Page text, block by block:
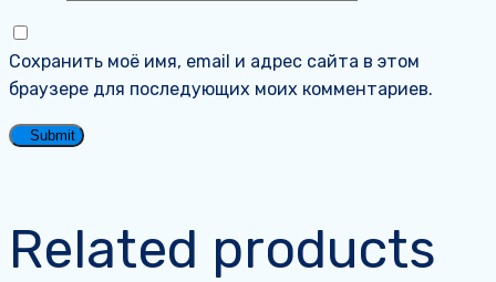
Сохранить моё имя, email и адрес сайта в этом
браузере для последующих моих комментариев.
Related products